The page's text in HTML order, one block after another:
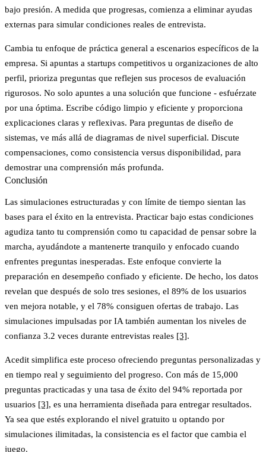
bajo presión. A medida que progresas, comienza a eliminar ayudas
externas para simular condiciones reales de entrevista.
Cambia tu enfoque de práctica general a escenarios específicos de la
empresa. Si apuntas a startups competitivos u organizaciones de alto
perfil, prioriza preguntas que reflejen sus procesos de evaluación
rigurosos. No solo apuntes a una solución que funcione - esfuérzate
por una óptima. Escribe código limpio y eficiente y proporciona
explicaciones claras y reflexivas. Para preguntas de diseño de
sistemas, ve más allá de diagramas de nivel superficial. Discute
compensaciones, como consistencia versus disponibilidad, para
demostrar una comprensión más profunda.
Conclusión
Las simulaciones estructuradas y con límite de tiempo sientan las
bases para el éxito en la entrevista. Practicar bajo estas condiciones
agudiza tanto tu comprensión como tu capacidad de pensar sobre la
marcha, ayudándote a mantenerte tranquilo y enfocado cuando
enfrentes preguntas inesperadas. Este enfoque convierte la
preparación en desempeño confiado y eficiente. De hecho, los datos
revelan que después de solo tres sesiones, el 89% de los usuarios
ven mejora notable, y el 78% consiguen ofertas de trabajo. Las
simulaciones impulsadas por IA también aumentan los niveles de
confianza 3.2 veces durante entrevistas reales [3].
Acedit simplifica este proceso ofreciendo preguntas personalizadas y
en tiempo real y seguimiento del progreso. Con más de 15,000
preguntas practicadas y una tasa de éxito del 94% reportada por
usuarios [3], es una herramienta diseñada para entregar resultados.
Ya sea que estés explorando el nivel gratuito u optando por
simulaciones ilimitadas, la consistencia es el factor que cambia el
juego.